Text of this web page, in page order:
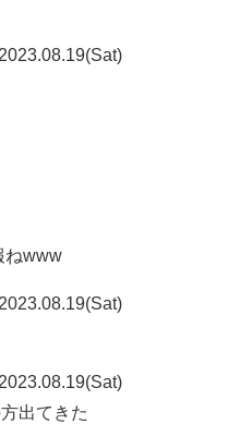
2023.08.19(Sat)
ねwww
2023.08.19(Sat)
2023.08.19(Sat)
出てきた